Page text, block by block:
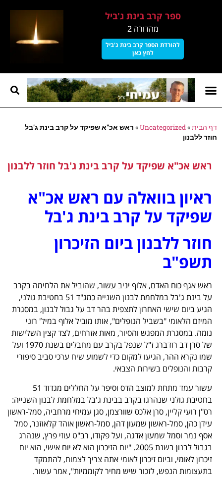
ספר קרב בינת ג'ביל
מהדורה 2
להורדת הספר קרב בינת ג'ביל
לחץ כאן
דף הבית»
Uncategorized
» ראש אכ"א שפיקד על קרב בינת ג'בל
חוזר ללבנון
ראש אכ"א שפיקד על קרב בינת ג'בל חוזר ללבנון
ראיון בוואלה עם ראש אכ"א
שפיקד על קרב בינת ג'בל
חוזר ללבנון ביום הזיכרון
תשפ"ב
ראש אגף כוח האדם, אלוף יניב עשור, שהוביל את הלחימה בקרב
על בינת ג'בל במלחמת לבנון השנייה כמג"ד 51 בחטיבת גולני,
הגיע ביום שישי האחרון לתצפית בהר דב על גבול לבנון, במסגרת
המיזם הלאומי "בשביל הנופלים", אותו מוביל אלוף במיל' רוני
נומה. במסגרת המפגש והסיור, מאות אזרחים, לצד קצין השלישות
של סרן דב רודברג ז"ל שנפל בקרב עם מחבלים בשנת 1970 ועל
שמו נקרא ההר, הגיעו למקום כדי לשמוע שיח ערכי סביב סיפורי
קרבות והנופלים בשירות הצבאי.
עשור עמד מתחת למוצב הדס וסיפר על החללים מגדוד 51
בחטיבת גולני שנהרגו בקרב בבינת ג'בל במלחמת לבנון השנייה:
רס"ן רועי קליין, סרן אלכס שוורצמן, סגן עמיחי מרחביה, סמל-ראשון
עידן כהן, סמל-ראשון שמעון דהן, סמל-ראשון אוהד קלאוזנר, סמל
אסף נמר וסמל שמעון אדגה, ועל פקודו, רב"ט עוזי פרץ, שנהרג
בגבול לבנון בשנת 2005. "יום הזיכרון הוא לא יום אישי, הוא יום
זיכרון לאומי, וביום זיכרון לאומי אתה צריך לצמוח, להתמקד
בתעצומות הנפש, לזכור שיש מחיר לקוממיות", אמר עשור.